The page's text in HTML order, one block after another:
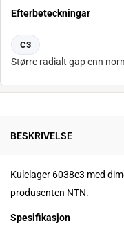
Efterbeteckningar
C3
Større radialt gap enn
BESKRIVELSE
Kulelager 6038c3 med
produsenten NTN.
Spesifikasjon